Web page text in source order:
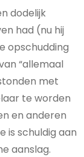
dodelijk
had (nu hij
opschudding
“allemaal
met
te worden
en anderen
is schuldig aan
aanslag.